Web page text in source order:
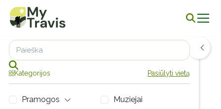
Kategorijos Pasiūlyti vietą
Pramogos
Muziejai
+
OpenStreetMap
contributors,